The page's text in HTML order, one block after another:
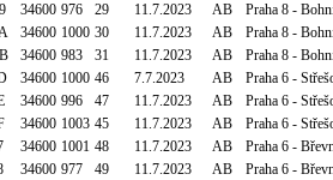
34600 976 29 11.7.2023 AB
Praha 8 -
34600 1000 30 11.7.2023 AB
Praha 8 -
34600 983 31 11.7.2023 AB
Praha 8 -
34600 1000 46 7.7.2023 AB
Praha 6 -
34600 996 47 11.7.2023 AB
Praha 6 -
34600 1003 45 11.7.2023 AB
Praha 6 -
34600 1001 48 11.7.2023 AB
Praha 6 -
34600 977 49 11.7.2023 AB
Praha 6 -